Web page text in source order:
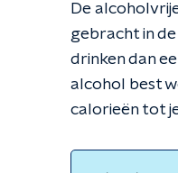
De
gebracht in
drinken dan
alcohol best
calorieën tot